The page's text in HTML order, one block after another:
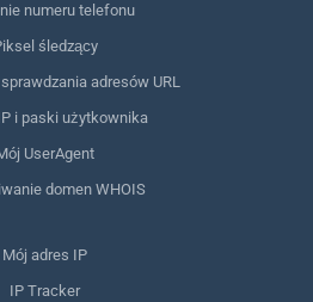
numeru telefonu
śledzący
adresów URL
i paski użytkownika
UserAgent
domen WHOIS
Mój adres IP
IP Tracker